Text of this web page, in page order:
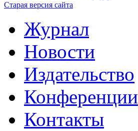
Старая версия сайта
Журнал
Новости
Издательство
Конференции
Контакты